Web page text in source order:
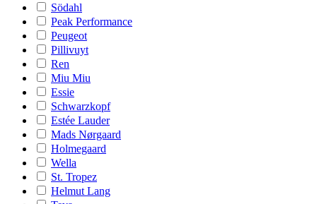
Södahl
Peak Performance
Peugeot
Pillivuyt
Ren
Miu Miu
Essie
Schwarzkopf
Estée Lauder
Mads Nørgaard
Holmegaard
Wella
St. Tropez
Helmut Lang